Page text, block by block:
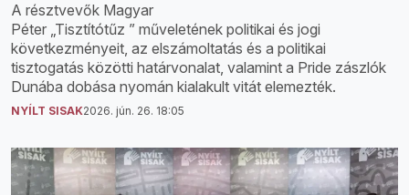
A résztvevők Magyar
Péter „Tisztítótűz ” műveletének politikai és jogi
következményeit, az elszámoltatás és a politikai
tisztogatás közötti határvonalat, valamint a Pride zászlók
Dunába dobása nyomán kialakult vitát elemezték.
NYÍLT SISAK2026. jún. 26. 18:05